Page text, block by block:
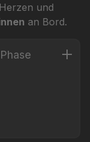
und
an Bord.